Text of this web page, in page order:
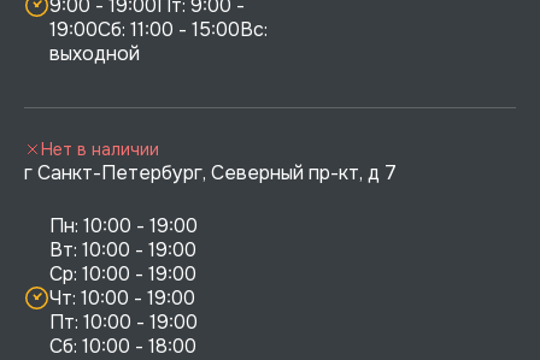
9:00 - 19:00Пт: 9:00 -
19:00Сб: 11:00 - 15:00Вс:
выходной
г Санкт-Петербург, Северный пр-кт, д 7
Пн: 10:00 - 19:00
Вт: 10:00 - 19:00
Ср: 10:00 - 19:00
Чт: 10:00 - 19:00
Пт: 10:00 - 19:00
Сб: 10:00 - 18:00
Нет в наличии